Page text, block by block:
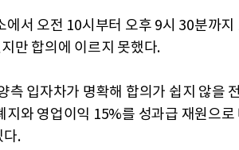
에서 오전 10시부터 오후 9시 30분까지
만 합의에 이르지 못했다.
측 입자차가 명확해 합의가 쉽지 않을
지와 영업이익 15%를 성과급 재원으로
다.